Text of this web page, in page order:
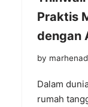
Praktis
dengan
by
Dalam
rumah